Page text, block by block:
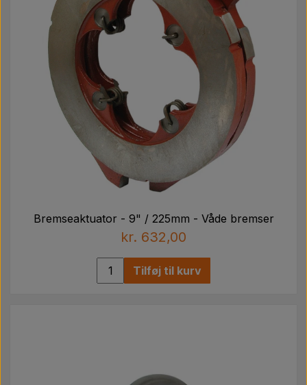
Bremseaktuator - 9" / 225mm - Våde bremser
kr. 632,00
Tilføj til kurv